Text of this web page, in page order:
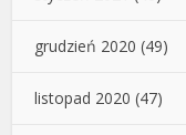
grudzień 2020 (49)
listopad 2020 (47)